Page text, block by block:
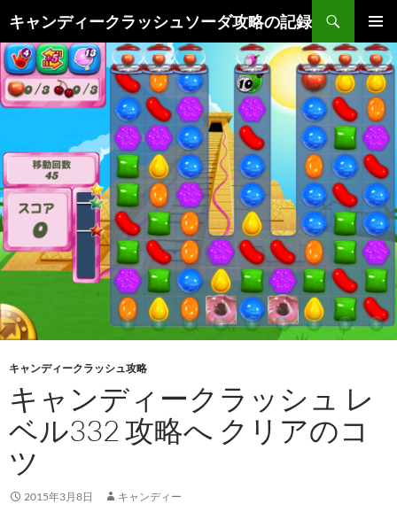
キャンディークラッシュソーダ攻略の記録
索
メインメ
ニュー
ン
テ
ン
ツ
ッ
プ
キャンディークラッシュ攻略
キャンディークラッシュ レ
ベル332 攻略へ クリアのコ
ツ
2015年3月8日 キャンディー